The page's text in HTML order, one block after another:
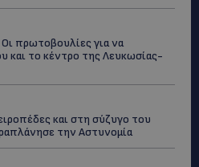
πρωτοβουλίες για να
και το κέντρο της Λευκωσίας-
και στη σύζυγο του
την Αστυνομία